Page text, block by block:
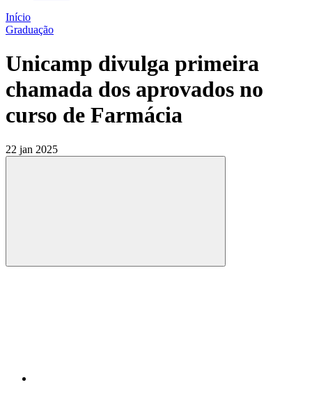
Início
Graduação
Unicamp divulga primeira
chamada dos aprovados no
curso de Farmácia
22 jan 2025
Compartilhar